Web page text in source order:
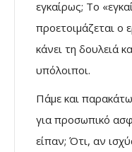
εγκαίρως; Το
προετοιμάζεται ο
κάνει τη δουλειά
υπόλοιποι.
Πάμε και
για προσωπικό
είπαν; Ότι, αν